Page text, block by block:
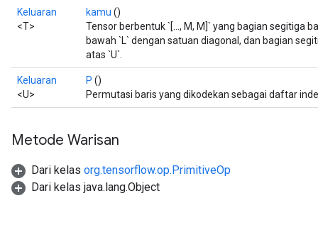
Keluaran
<T>
kamu ()
Tensor berbentuk `[..., M, M]` yang bagian segitiga
bawah `L` dengan satuan diagonal, dan bagian
atas `U`.
Keluaran
<U>
P ()
Permutasi baris yang dikodekan sebagai daftar
Metode Warisan
Dari kelas org.tensorflow.op.PrimitiveOp
Dari kelas java.lang.Object